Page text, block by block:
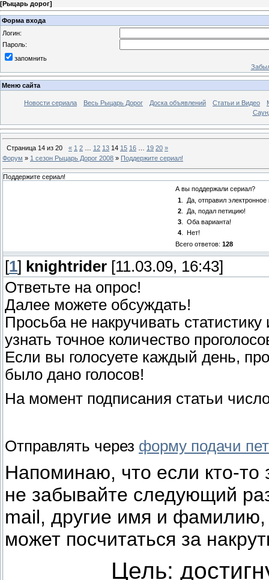
[Рыцарь дорог]
Форма входа
Логин:
Пароль:
запомнить
Меню сайта
Новости сериала Весь Рыцарь Дорог Доска объявлений Статьи и Видео
Страница 14 из 20 « 1 2 12 13 14 15 16 19 20 »
Форум » 1 сезон Рыцарь Дорог 2008 » Поддержите сериал!
Поддержите сериал!
А вы поддержали сериал?
1.
Да, отправил
2.
Да, подал петицию!
3.
Оба варианта!
4.
Нет!
Всего ответов: 128
[1] knightrider [11.03.09, 16:43]
Ответьте на опрос!
Далее можете обсуждать!
Просьба не накручивать
узнать точное количество
Если вы голосуете каждый день,
было дано голосов!
На момент подписания статьи
Отправлять через форму подачи
Напоминаю, что если кто-то
не забывайте следующий
mail, другие имя и фамилию,
может посчитаться за
Цель: